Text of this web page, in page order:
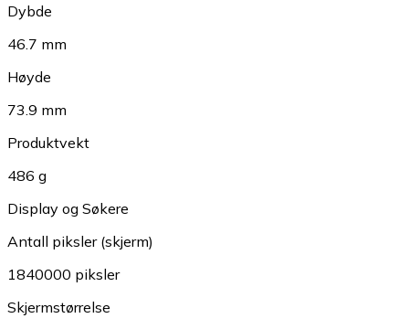
Dybde
46.7 mm
Høyde
73.9 mm
Produktvekt
486 g
Display og Søkere
Antall piksler (skjerm)
1840000 piksler
Skjermstørrelse